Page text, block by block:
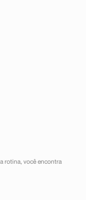
rotina, você encontra